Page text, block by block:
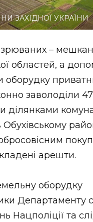
Ужгород
Ужгород
НОВИНИ
ЗАХІДНОЇ
ЗАХІДНОЇ УКРАЇНИ
–
областей, а
оборудку
заволоділи 47
ділянками
Обухівському
арешти.
оборудку
Департаменту
Нацполіції та